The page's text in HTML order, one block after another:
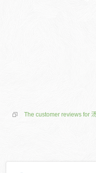
The customer reviews for